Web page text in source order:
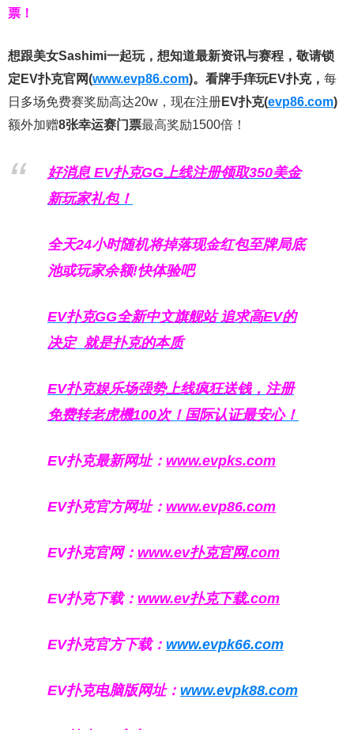
票！
想跟美女Sashimi一起玩， 想知道最新资讯与赛程， 敬请锁
定EV扑克官网(www.evp86.com)。 看牌手痒玩EV扑克， 每
日多场免费赛奖励高达20w，现在注册EV扑克(evp86.com)
额外加赠8张幸运赛门票最高奖励1500倍！
好消息 EV扑克GG上线注册领取350美金
新玩家礼包！
全天24小时随机将掉落现金红包至牌局底
池或玩家余额!快体验吧
EV扑克GG全新中文旗舰站追求高EV的
决定 就是扑克的本质
EV扑克娱乐场强势上线疯狂送钱，注册
免费转老虎機100次！国际认证最安心！
EV扑克最新网址： www.evpks.com
EV扑克官方网址： www.evp86.com
EV扑克官网： www.ev扑克官网.com
EV扑克下载： www.ev扑克下载.com
EV扑克官方下载： www.evpk66.com
EV扑克电脑版网址： www.evpk88.com